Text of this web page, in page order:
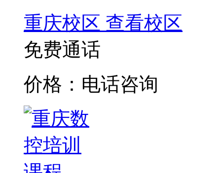
重庆校区 查看校区
免费通话
价格：电话咨询